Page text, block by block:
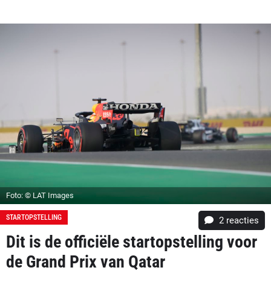
Foto: © LAT Images
STARTOPSTELLING 2 reacties
Dit is de officiële startopstelling voor
de Grand Prix van Qatar